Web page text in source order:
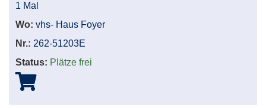
1 Mal
Wo: vhs- Haus Foyer
Nr.: 262-51203E
Status: Plätze frei